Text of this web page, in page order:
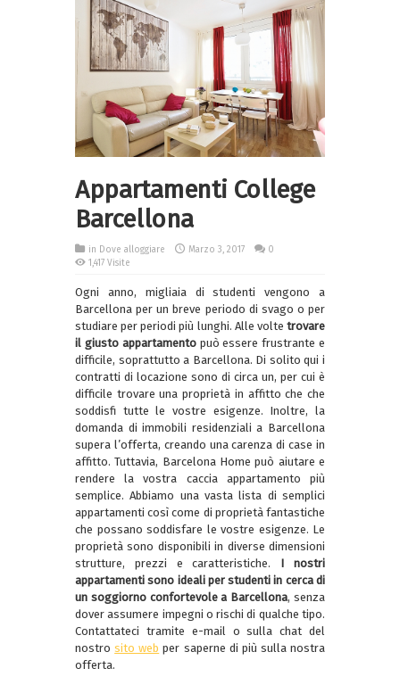
Appartamenti College
Barcellona
in Dove alloggiare Marzo 3, 2017
0
1,417 Visite
Ogni anno, migliaia di studenti vengono a
Barcellona per un breve periodo di svago o per
studiare per periodi più lunghi. Alle volte trovare
il giusto appartamentopuò essere frustrante e
difficile, soprattutto a Barcellona. Di solito qui i
contratti di locazione sono di circa un, per cui è
difficile trovare una proprietà in affitto che che
soddisfi tutte le vostre esigenze. Inoltre, la
domanda di immobili residenziali a Barcellona
supera l’offerta, creando una carenza di case in
affitto.Tuttavia, Barcelona Home può aiutare e
rendere la vostra caccia appartamento più
semplice. Abbiamo una vasta lista di semplici
appartamenti così come di proprietà fantastiche
che possano soddisfare le vostre esigenze. Le
proprietà sono disponibili in diverse dimensioni
strutture, prezzi e caratteristiche.
I nostri
appartamenti sono ideali per studenti in cerca di
un soggiorno confortevole a Barcellona, senza
dover assumere impegni o rischi di qualche tipo.
Contattateci tramite e-mail o sulla chat del
nostrosito web per saperne di più sulla nostra
offerta.